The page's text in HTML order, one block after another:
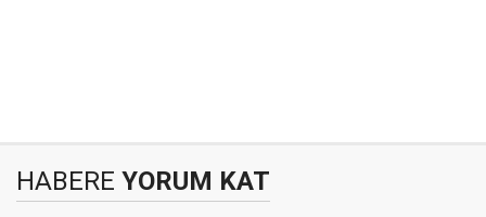
HABERE YORUM KAT